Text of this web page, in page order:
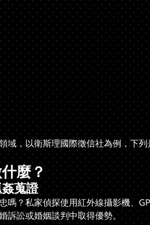
域，以衛斯理國際徵信社為例，下列
麼？
蒐證
嗎？私家偵探使用紅外線攝影機、
訴訟或婚姻談判中取得優勢。